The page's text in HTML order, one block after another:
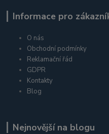
Informace pro
O nás
Obchodní podmínky
Reklamační řád
GDPR
Kontakty
Blog
Nejnovější na blogu